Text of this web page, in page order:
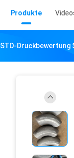
Produkte
STD-Druckbewertung